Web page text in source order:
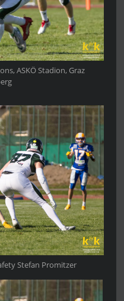
ASKÖ Stadion, Graz
Stefan Promitzer